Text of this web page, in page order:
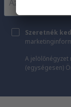
Szeretnék
A jelölőnégyzet
(egységesen)